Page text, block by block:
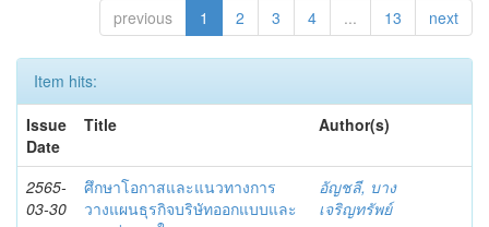
previous 1 2 3 4 ... 13 next
Item hits:
Issue
Date
Title Author(s)
2565-
03-30
ศึกษาโอกาสและแนวทางการ
วางแผนธุรกิจบริษัทออกแบบและ
อัญชลี, บาง
เจริญทรัพย์